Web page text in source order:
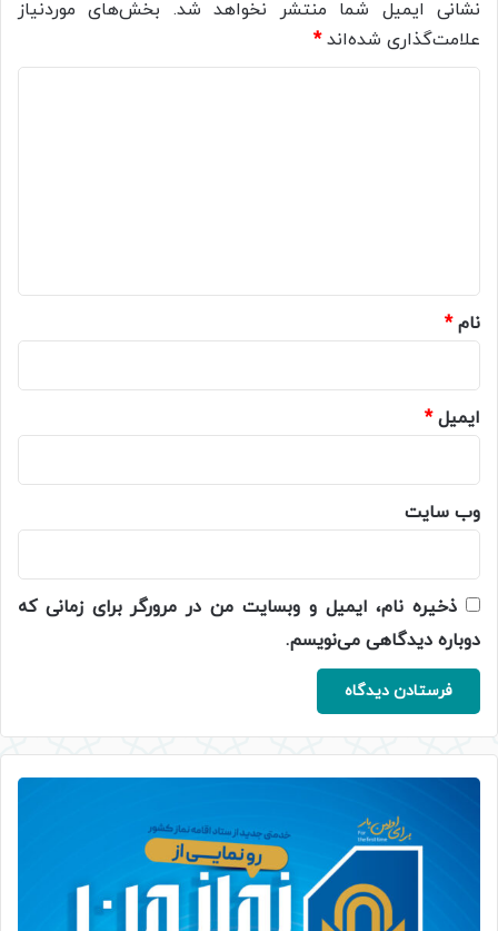
نشانی ایمیل شما منتشر نخواهد شد. بخش‌های موردنیاز
علامت‌گذاری شده‌اند*
نام*
ایمیل*
وب‌ سایت
ذخیره نام، ایمیل و وبسایت من در مرورگر برای زمانی که
دوباره دیدگاهی می‌نویسم.